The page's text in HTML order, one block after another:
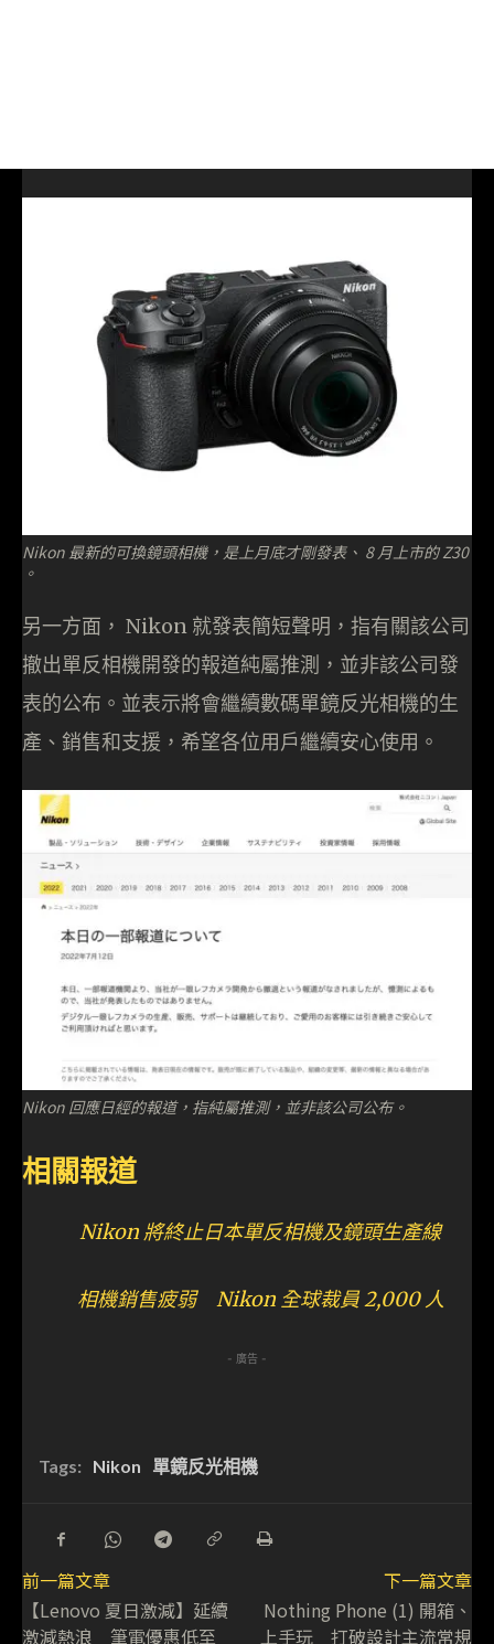
Nikon 最新的可換鏡頭相機，是上月底才剛發表、 8 月上市的 Z30
。
另一方面， Nikon 就發表簡短聲明，指有關該公司
撤出單反相機開發的報道純屬推測，並非該公司發
表的公布。並表示將會繼續數碼單鏡反光相機的生
產、銷售和支援，希望各位用戶繼續安心使用。
Nikon 回應日經的報道，指純屬推測，並非該公司公布。
相關報道
Nikon 將終止日本單反相機及鏡頭生產線
相機銷售疲弱 Nikon 全球裁員 2,000 人
- 廣告 -
Tags: Nikon 單鏡反光相機
前一篇文章
【Lenovo 夏日激減】延續
激減熱浪 筆電優惠低至
下一篇文章
Nothing Phone (1) 開箱、
上手玩 打破設計主流常規